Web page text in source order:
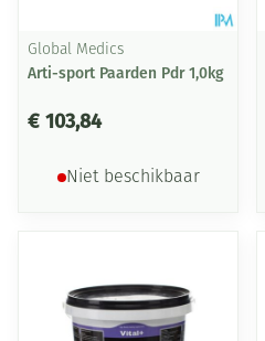
Global Medics
Arti-sport Paarden Pdr 1,0kg
€ 103,84
Niet beschikbaar